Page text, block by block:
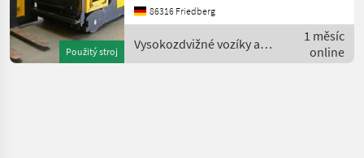
Vysokozdvizne
Voziky A
Skladova
Technika
Použitý stroj
Einfachzusatzhydraulik -
Mast:
Einfachzusatzhydraulik -
86316 Friedberg
Vysokozdvižné vozíky a
skladová technika / OM
1 měsíc
online